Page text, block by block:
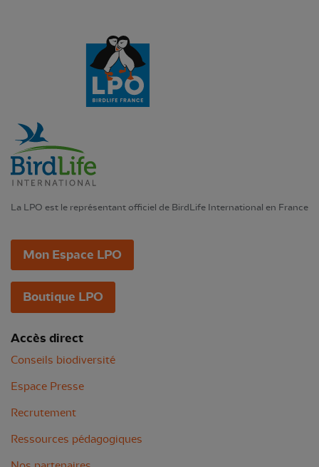
La LPO est le représentant officiel de BirdLife International en France
Mon Espace LPO
Boutique LPO
Accès direct
Conseils biodiversité
Espace Presse
Recrutement
Ressources pédagogiques